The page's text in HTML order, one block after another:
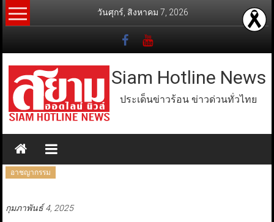
Skip
to
วันศุกร์, สิงหาคม 7, 2026
Siam Hotline News
ประเด็นข่าวร้อน ข่าวด่วนทั่วไทย
อาชญากรรม
กุมภาพันธ์ 4, 2025